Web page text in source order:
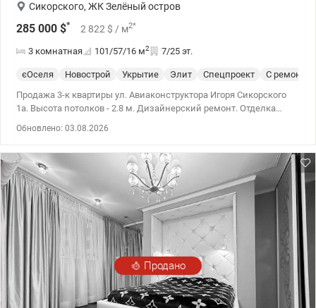
Сикорского, ЖК Зелёный остров
285 000 $* 2 822 $ / м2*
3 комнатная 101/57/16 м2 7/25 эт.
єОселя Новострой Укрытие Элит Спецпроект
С
Продажа 3-к квартиры ул. Авиаконструктора Игоря Сикорского
1а. Высота потолков - 2.8 м. Дизайнерский ремонт. Отделка
Обновлено: 03.08.2026
Продано